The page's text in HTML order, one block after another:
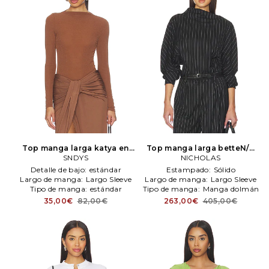
Top manga larga katya en
color marrón
SNDYS
Detalle de bajo: estándar
Largo de manga: Largo Sleeve
Tipo de manga: estándar
35,00€ 82,00€
Top manga larga betteN/A
en color negro NICHOLAS
NICHOLAS
Estampado: Sólido
Largo de manga: Largo Sleeve
Tipo de manga: Manga dolmán
263,00€ 405,00€